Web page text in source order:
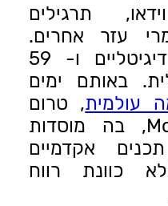
תרגילים
עזר אחרים.
סה"כ 181 ספרים דיגיטליים ו- 59
באותם ימים
עולמית, טרום
תקופת ה - Moocs, בה מוסדות
אקדמיים
כוונת רווח